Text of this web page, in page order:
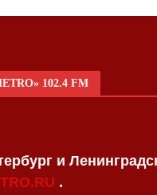
102.4 FM
и
.